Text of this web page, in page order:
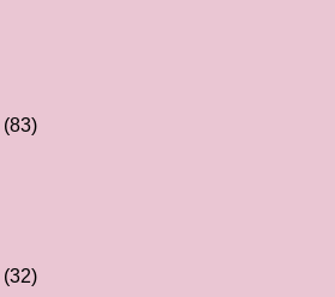
(83)
(32)